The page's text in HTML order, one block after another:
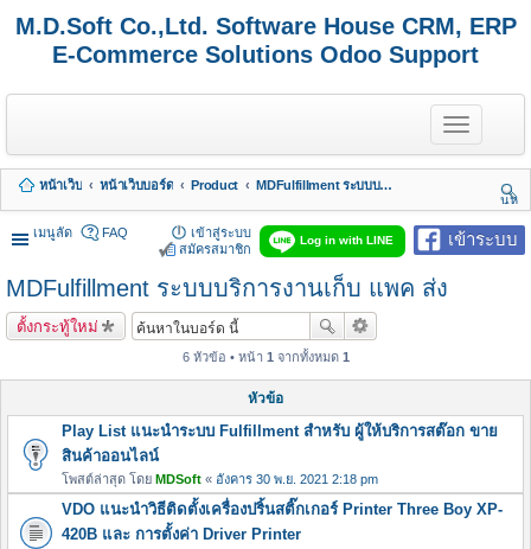
M.D.Soft Co.,Ltd. Software House CRM, ERP
E-Commerce Solutions Odoo Support
T
o
g
e
n
a
หน้าเว็บ หน้าเว็บบอร์ด Product
MDFulfillment ระบบบริการงานเก็บ แพค ส่ง
นห
า
เมนูลัด
เข้าระบบ
Log in with LINE
FAQ
เข้าสู่ระบบ
สมัครสมาชิก
MDFulfillment ระบบบริการงานเก็บ แพค ส่ง
ตั้งกระทู้ใหม่
6 หัวข้อ • หน้า 1 จากทั้งหมด 1
หัวข้อ
Play List แนะนำระบบ Fulfillment สำหรับ ผู้ให้บริการสต๊อก ขาย
สินค้าออนไลน์
โพสต์ล่าสุด โดย MDSoft « อังคาร 30 พ.ย. 2021 2:18 pm
VDO แนะนำวิธีติดตั้งเครื่องปริ้นสติ๊กเกอร์ Printer Three Boy XP-
420B และ การตั้งค่า Driver Printer